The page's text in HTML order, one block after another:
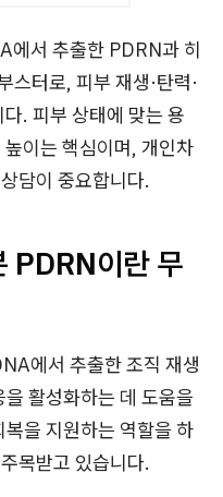
에서 추출한 PDRN과 히
스터로, 피부 재생·탄력·
. 피부 상태에 맞는 용
이는 핵심이며, 개인차
담이 중요합니다.
PDRN이란 무
에서 추출한 조직 재생
활성화하는 데 도움을
을 지원하는 역할을 하
목받고 있습니다.